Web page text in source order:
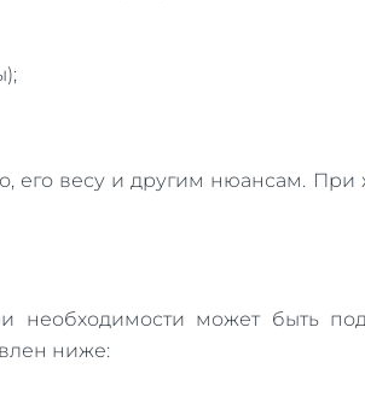
его весу и другим нюансам.
необходимости может быть
ниже: